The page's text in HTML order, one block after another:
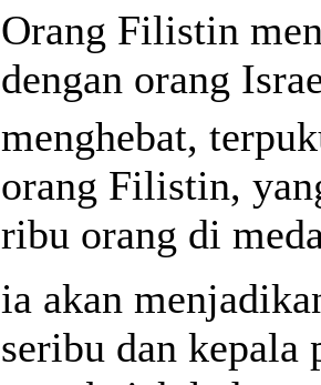
Orang Filistin
dengan orang
menghebat,
orang Filistin,
ribu orang di
ia akan
seribu dan kepala